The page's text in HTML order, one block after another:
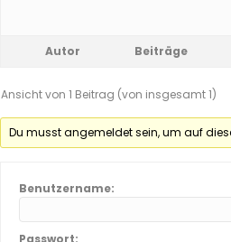
Autor Beiträge
Ansicht von 1 Beitrag (von insgesamt 1)
Du musst angemeldet sein, um auf
Benutzername:
Passwort: